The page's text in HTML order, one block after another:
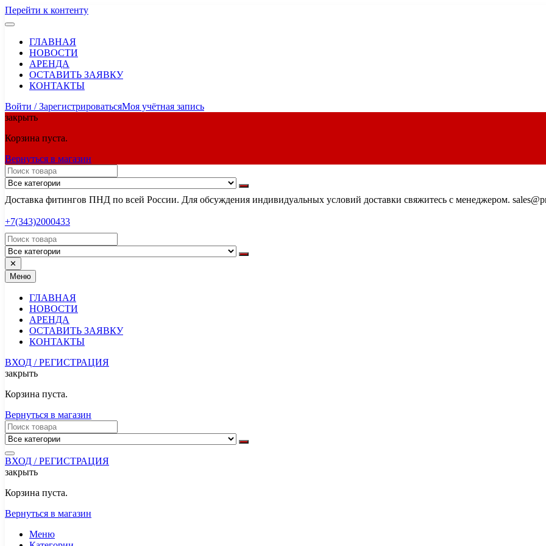
Перейти к контенту
ГЛАВНАЯ
НОВОСТИ
АРЕНДА
ОСТАВИТЬ ЗАЯВКУ
КОНТАКТЫ
Войти / ЗарегистрироватьсяМоя учётная запись
закрыть
Корзина пуста.
Вернуться в магазин
Доставка фитингов ПНД по всей России. Для обсуждения индивидуальных условий доставки свяжитесь с менеджером.
+7(343)2000433
✕
Меню
ГЛАВНАЯ
НОВОСТИ
АРЕНДА
ОСТАВИТЬ ЗАЯВКУ
КОНТАКТЫ
ВХОД / РЕГИСТРАЦИЯ
закрыть
Корзина пуста.
Вернуться в магазин
ВХОД / РЕГИСТРАЦИЯ
закрыть
Корзина пуста.
Вернуться в магазин
Меню